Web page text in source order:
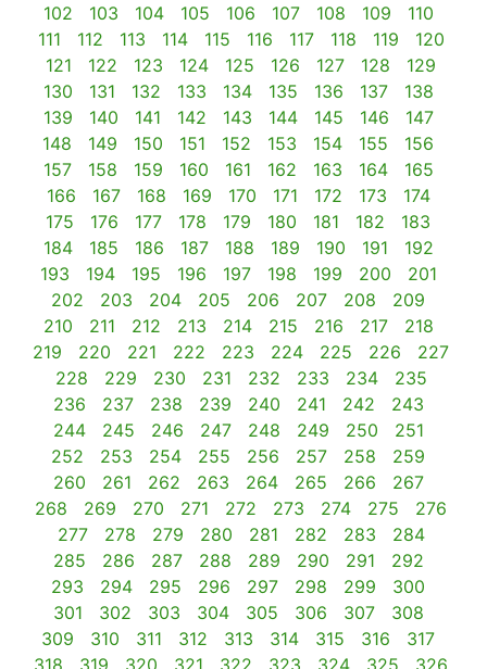
102
103 104 105 106 107 108 109
110
111
112 113 114 115 116 117 118 119
120
121
122 123 124 125 126 127 128
129
130
131 132 133 134 135 136 137
138
139
140 141 142 143 144 145 146
147
148
149 150 151 152 153 154 155
156
157
158 159 160 161 162 163 164
165
166
167 168 169 170 171 172 173
174
175
176 177 178 179 180 181 182
183
184
185 186 187 188 189 190 191
192
193
194 195 196 197 198 199 200
201
202
203 204 205 206 207 208
209
210
211 212 213 214 215 216 217
218
219
220 221 222 223 224 225 226
227
228
229 230 231 232 233 234
235
236
237 238 239 240 241 242
243
244
245 246 247 248 249 250
251
252
253 254 255 256 257 258
259
260
261 262 263 264 265 266
267
268
269 270 271 272 273 274 275
276
277
278 279 280 281 282 283
284
285
286 287 288 289 290 291
292
293
294 295 296 297 298 299
300
301
302 303 304 305 306 307
308
309
310 311 312 313 314 315 316
317